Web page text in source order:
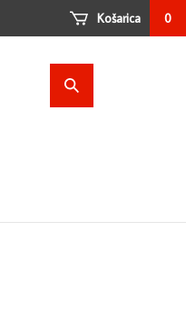
Košarica 0
Submit
search